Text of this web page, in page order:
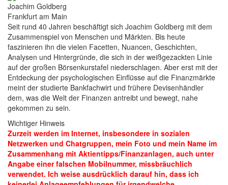
Joachim Goldberg
Frankfurt am Main
Seit rund 40 Jahren beschäftigt sich Joachim Goldberg mit dem
Zusammenspiel von Menschen und Märkten. Bis heute
faszinieren ihn die vielen Facetten, Nuancen, Geschichten,
Analysen und Hintergründe, die sich in der weißgezackten Linie
auf der großen Börsenkurstafel niederschlagen. Aber erst mit der
Entdeckung der psychologischen Einflüsse auf die Finanzmärkte
meint der studierte Bankfachwirt und frühere Devisenhändler
dem, was die Welt der Finanzen antreibt und bewegt, nahe
gekommen zu sein.
Wichtiger Hinweis
Zurzeit werden im Internet, insbesondere in sozialen
Netzwerken und Chatgruppen, mein Foto und mein Name im
Zusammenhang mit Aktientipps/Finanzanlagen, auch unter
Angabe einer falschen Mobilnummer, missbräuchlich
verwendet. Ich weise ausdrücklich darauf hin, dass ich